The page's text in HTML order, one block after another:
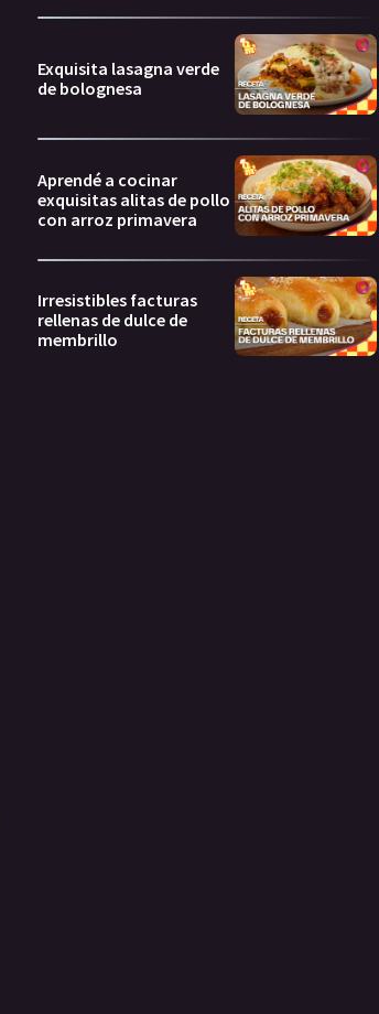
Exquisita lasagna verde
de bolognesa
Aprendé a cocinar
exquisitas alitas de pollo
con arroz primavera
Irresistibles facturas
rellenas de dulce de
membrillo